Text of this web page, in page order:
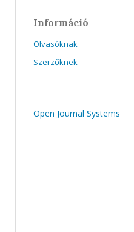
Információ
Olvasóknak
Szerzőknek
Open Journal Systems